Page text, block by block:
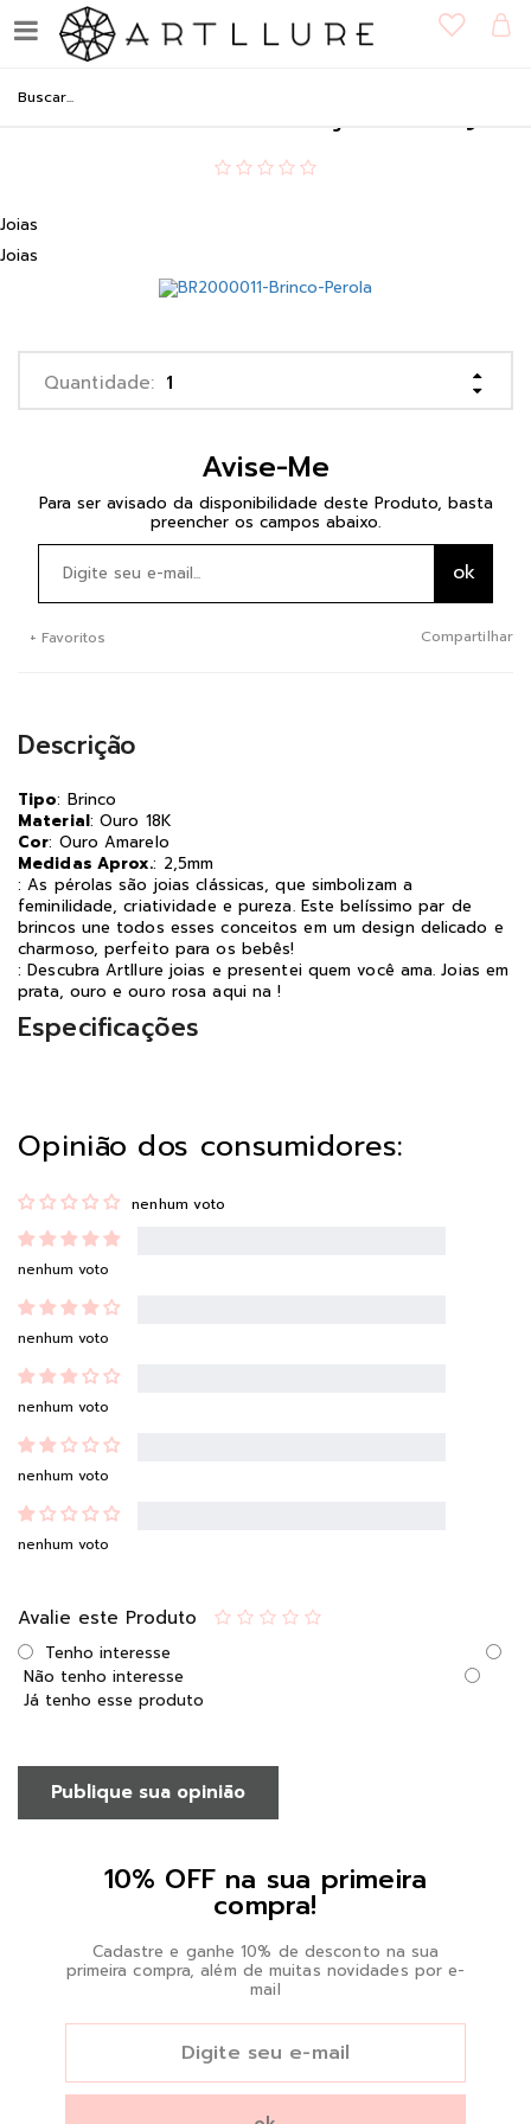
Brinco de Pérola 2,5 mm em
Ouro 18K - Coleção Baby
Joias
Joias
Avise-Me
Para ser avisado da disponibilidade deste Produto, basta
preencher os campos abaixo.
+ Favoritos Compartilhar
Descrição
Tipo: Brinco
Material: Ouro 18K
Cor: Ouro Amarelo
Medidas Aprox.: 2,5mm
: As pérolas são joias clássicas, que simbolizam a
feminilidade, criatividade e pureza. Este belíssimo par de
brincos une todos esses conceitos em um design delicado e
charmoso, perfeito para os bebês!
: Descubra Artllure joias e presentei quem você ama. Joias em
prata, ouro e ouro rosa aqui na !
Especificações
Opinião dos consumidores:
nenhum voto
nenhum voto
nenhum voto
nenhum voto
nenhum voto
nenhum voto
Avalie este Produto
Tenho interesse
Não tenho interesse
Já tenho esse produto
Publique sua opinião
10% OFF na sua primeira
compra!
Cadastre e ganhe 10% de desconto na sua
primeira compra, além de muitas novidades por e-
mail